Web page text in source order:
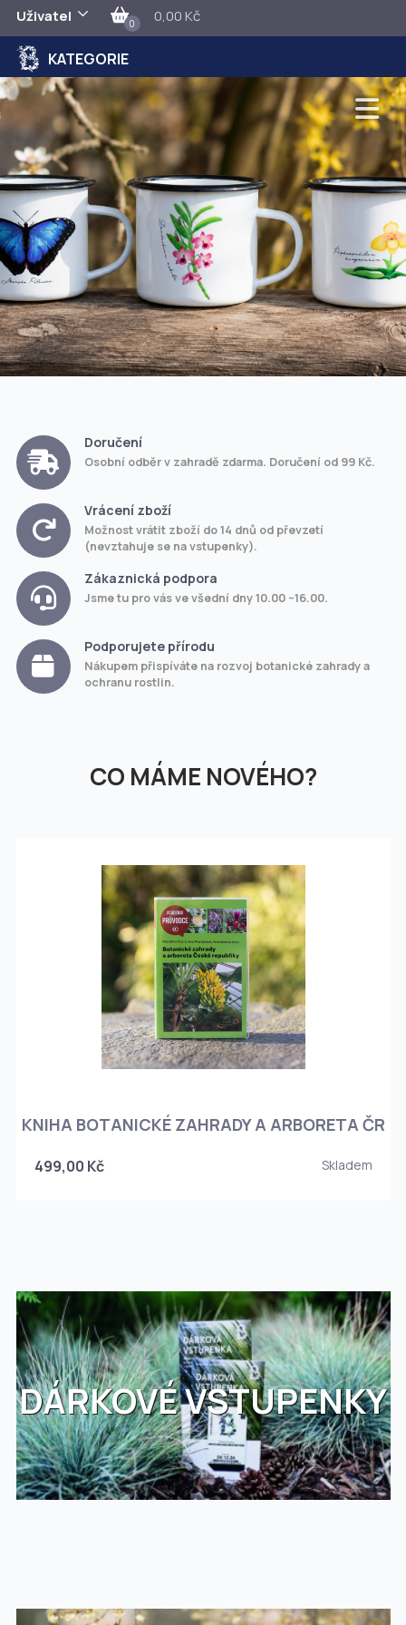
Uživatel 0 0,00 Kč
KATEGORIE
Doručení
Osobní odběr v zahradě zdarma. Doručení od 99 Kč.
Vrácení zboží
Možnost vrátit zboží do 14 dnů od převzetí
(nevztahuje se na vstupenky).
Zákaznická podpora
Jsme tu pro vás ve všední dny 10.00 –16.00.
Podporujete přírodu
Nákupem přispíváte na rozvoj botanické zahrady a
ochranu rostlin.
CO MÁME NOVÉHO?
KNIHA BOTANICKÉ ZAHRADY A ARBORETA ČR
499,00 Kč Skladem
DÁRKOVÉ VSTUPENKY